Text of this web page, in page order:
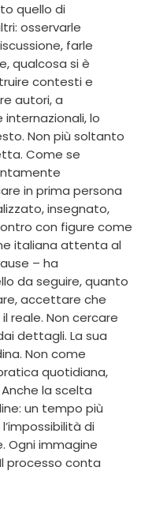
quello di
osservarle
farle
qualcosa si è
contesti e
autori, a
lo
Non più soltanto
Come se
in prima persona
insegnato,
con figure come
italiana attenta al
– ha
da seguire, quanto
accettare che
reale. Non cercare
dettagli. La sua
Non come
quotidiana,
la scelta
un tempo più
di
immagine
processo conta